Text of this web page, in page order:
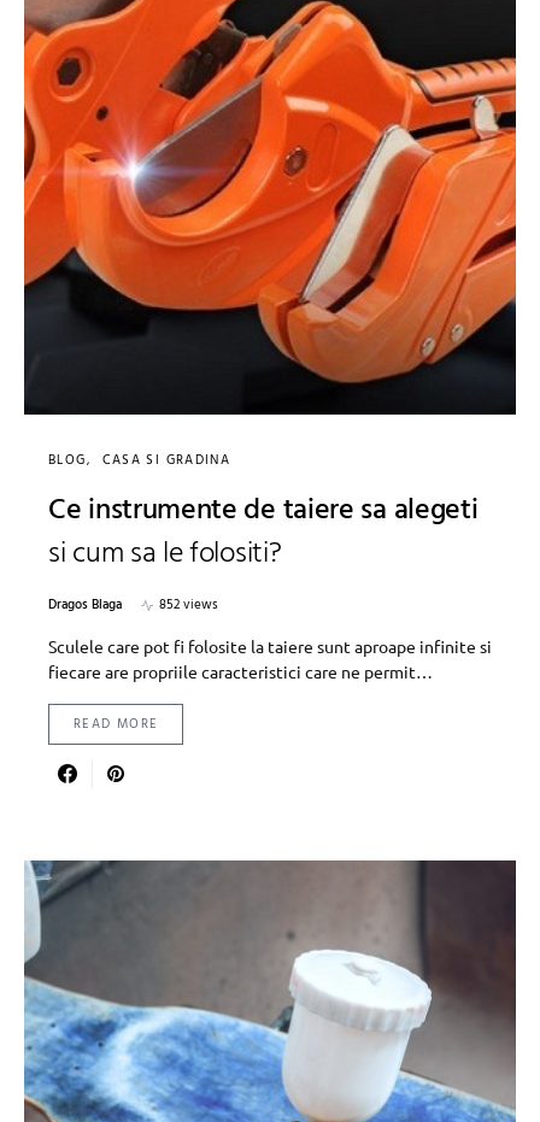
BLOG CASA SI GRADINA
Ce instrumente de taiere sa alegeti
si cum sa le folositi?
Dragos Blaga
852 views
Sculele care pot fi folosite la taiere sunt aproape infinite si
fiecare are propriile caracteristici care ne permit…
READ MORE